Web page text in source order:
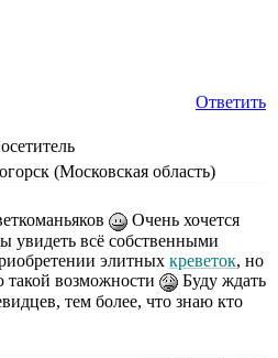
Ответить
(Московская область)
Очень хочется
увидеть всё собственными
элитных креветок, но
возможности
Буду ждать
тем более, что знаю кто